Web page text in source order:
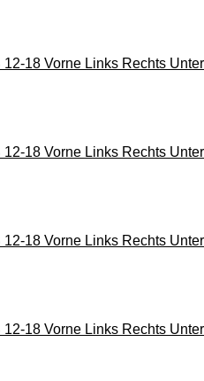
18 Vorne Links Rechts
18 Vorne Links Rechts
18 Vorne Links Rechts
18 Vorne Links Rechts